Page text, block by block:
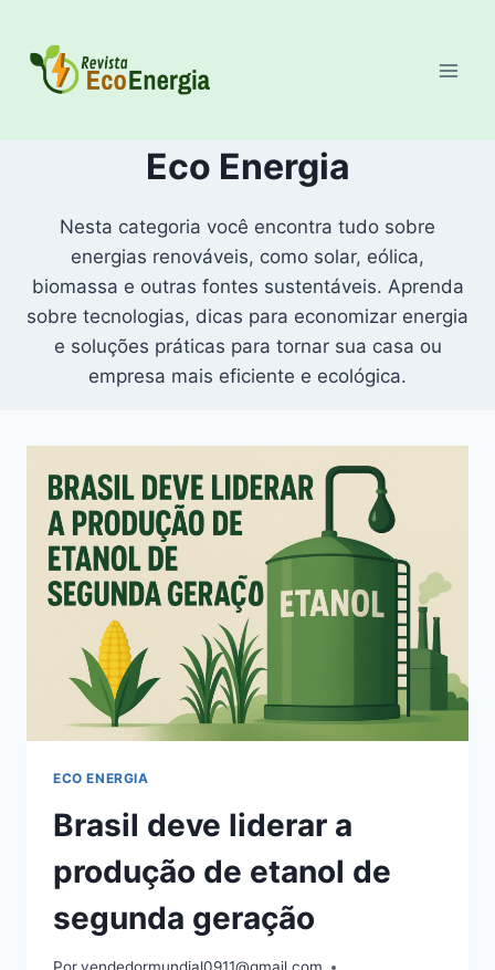
Eco Energia
Nesta categoria você encontra tudo sobre
energias renováveis, como solar, eólica,
biomassa e outras fontes sustentáveis. Aprenda
sobre tecnologias, dicas para economizar energia
e soluções práticas para tornar sua casa ou
empresa mais eficiente e ecológica.
ECO ENERGIA
Brasil deve liderar a
produção de etanol de
segunda geração